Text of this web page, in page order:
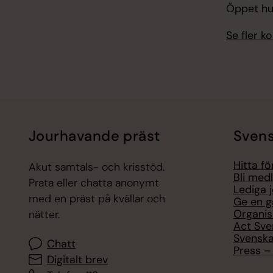
Öppet
Se fler
Jourhavande präst
Akut samtals- och krisstöd.
Prata eller chatta anonymt
med en präst på kvällar och
nätter.
Chatt
Digitalt brev
Hitta
Bli
Lediga
Ge en
Act
Press